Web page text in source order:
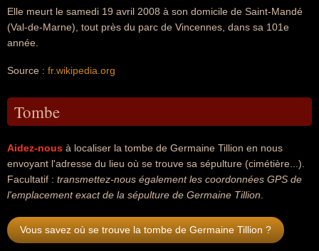
Elle meurt le samedi 19 avril 2008 à son domicile de Saint-Mandé
(Val-de-Marne), tout près du parc de Vincennes, dans sa 101e
année.
Source : fr.wikipedia.org
Tombe
Aidez-nous à localiser la tombe de Germaine Tillion en nous
envoyant l'adresse du lieu où se trouve sa sépulture (cimétière...).
Facultatif : transmettez-nous également les coordonnées GPS de
l'emplacement exact de la sépulture de Germaine Tillion
Vous savez où se trouve la tombe de Germaine Tillion ?